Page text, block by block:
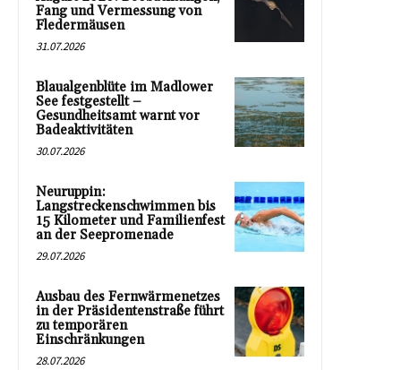
Fang und Vermessung von
Fledermäusen
31.07.2026
Blaualgenblüte im Madlower
See festgestellt –
Gesundheitsamt warnt vor
Badeaktivitäten
30.07.2026
Neuruppin:
Langstreckenschwimmen bis
15 Kilometer und Familienfest
an der Seepromenade
29.07.2026
Ausbau des Fernwärmenetzes
in der Präsidentenstraße führt
zu temporären
Einschränkungen
28.07.2026